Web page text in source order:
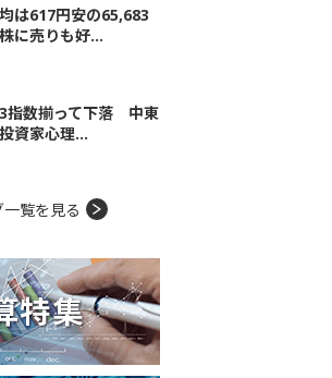
は617円安の65,683
に売りも好...
3指数揃って下落 中東
資家心理...
覧を見る